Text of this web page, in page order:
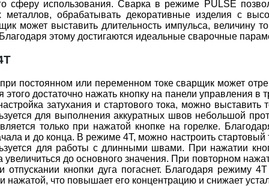
сферу использования. Сварка в режиме PULSE
металлов, обрабатывать декоративные изделия с
может выставить длительность импульса, величину
этому достигаются идеальные сварочные
постоянном или переменном токе сварщик может
этого достаточно нажать кнопку на панели управления
затухания и стартового тока, можно
для выполнения аккуратных швов небольшой
только при нажатой кнопке на горелке.
и до конца. В режиме 4Т, можно настроить стартовый
для работы с длинными швами. При нажатии
увеличиться до основного значения. При повторном
отпускании кнопки дуга погаснет. Благодаря режиму
нажатой, что повышает его концентрацию и снижает